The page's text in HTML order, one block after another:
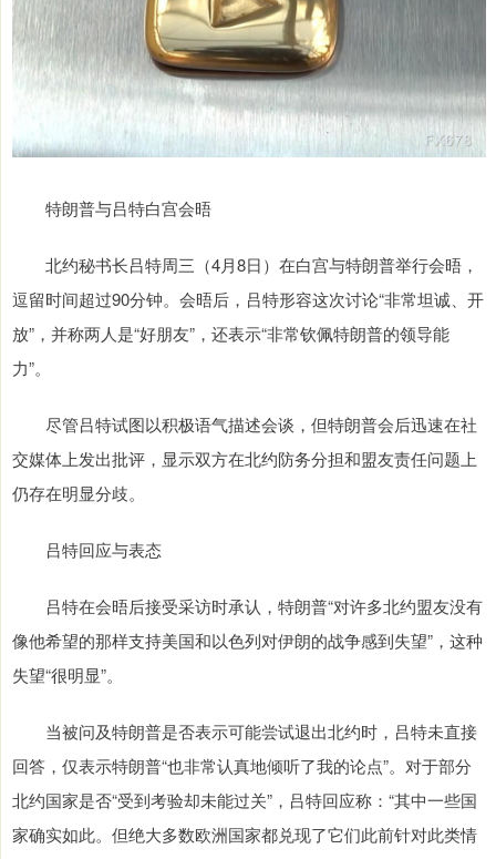
特朗普与吕特白宫会晤
北约秘书长吕特周三（4月8日）在白宫与特朗普举行会晤，
逗留时间超过90分钟。会晤后，吕特形容这次讨论“非常坦诚、开
放”，并称两人是“好朋友”，还表示“非常钦佩特朗普的领导能
力”。
尽管吕特试图以积极语气描述会谈，但特朗普会后迅速在社
交媒体上发出批评，显示双方在北约防务分担和盟友责任问题上
仍存在明显分歧。
吕特回应与表态
吕特在会晤后接受采访时承认，特朗普“对许多北约盟友没有
像他希望的那样支持美国和以色列对伊朗的战争感到失望”，这种
失望“很明显”。
当被问及特朗普是否表示可能尝试退出北约时，吕特未直接
回答，仅表示特朗普“也非常认真地倾听了我的论点”。对于部分
北约国家是否“受到考验却未能过关”，吕特回应称：“其中一些国
家确实如此。但绝大多数欧洲国家都兑现了它们此前针对此类情